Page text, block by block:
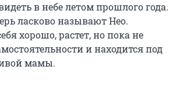
в небе летом прошлого года.
ласково называют Нео.
хорошо, растет, но пока не
и находится под
мамы.